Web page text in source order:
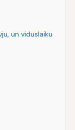
un viduslaiku